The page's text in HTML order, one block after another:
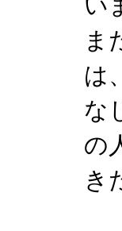
ま
は
な
の
き